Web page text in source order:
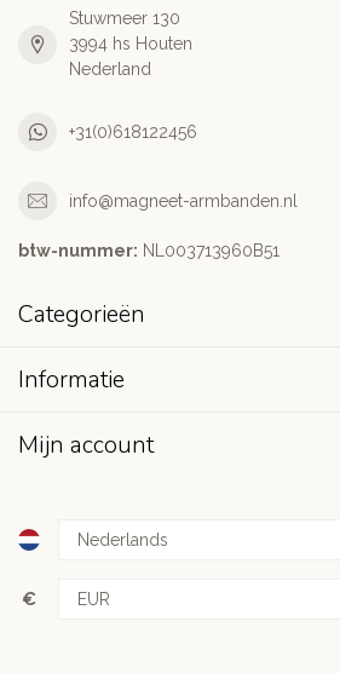
Stuwmeer 130
3994 hs Houten
Nederland
+31(0)618122456
info@magneet-armbanden.nl
btw-nummer: NL003713960B51
Categorieën
Informatie
Mijn account
€